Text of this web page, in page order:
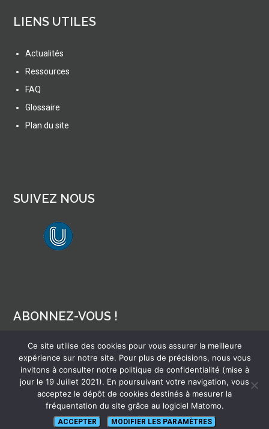
LIENS UTILES
Actualités
Ressources
FAQ
Glossaire
Plan du site
SUIVEZ NOUS
ABONNEZ-VOUS !
Pour recevoir par mail la notification des nouveaux articles
Ce site utilise des cookies pour vous assurer la meilleure
expérience sur notre site. Pour plus de précisions, nous vous
invitons à consulter notre politique de confidentialité (mise à
jour le 19 Juillet 2021). En poursuivant votre navigation, vous
acceptez le dépôt de cookies destinés à mesurer la
fréquentation du site grâce au logiciel Matomo.
ACCEPTER MODIFIER LES PARAMÈTRES